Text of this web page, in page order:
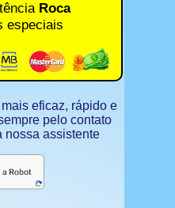
Roca
especiais
eficaz, rápido e
pelo contato
nossa assistente